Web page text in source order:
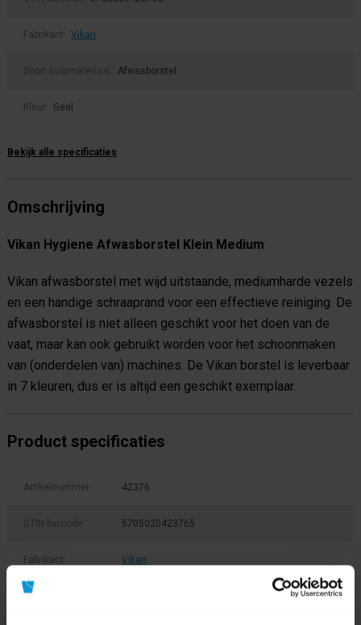
Fabrikant: Vikan
Soort hulpmateriaal: Afwasborstel
Kleur: Geel
Bekijk alle specificaties
Omschrijving
Vikan Hygiene Afwasborstel Klein Medium
Vikan afwasborstel met wijd uitstaande, mediumharde vezels
en een handige schraaprand voor een effectieve reiniging. De
afwasborstel is niet alleen geschikt voor het doen van de
vaat, maar kan ook gebruikt worden voor het schoonmaken
van (onderdelen van) machines. De Vikan borstel is leverbaar
in 7 kleuren, dus er is altijd een geschikt exemplaar.
Product specificaties
Artikelnummer 42376
GTIN barcode 5705020423765
Fabrikant: Vikan
Soort